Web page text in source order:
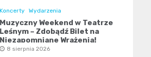
Koncerty Wydarzenia
Muzyczny Weekend w Teatrze
Leśnym – Zdobądź Bilet na
Niezapomniane Wrażenia!
8 sierpnia 2026